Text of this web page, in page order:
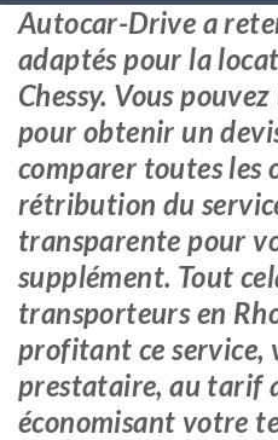
Autocar-Drive a
adaptés pour la
Chessy. Vous
pour obtenir un
comparer toutes les
rétribution du
transparente pour
supplément. Tout
transporteurs en
profitant ce service,
prestataire, au tarif
économisant votre